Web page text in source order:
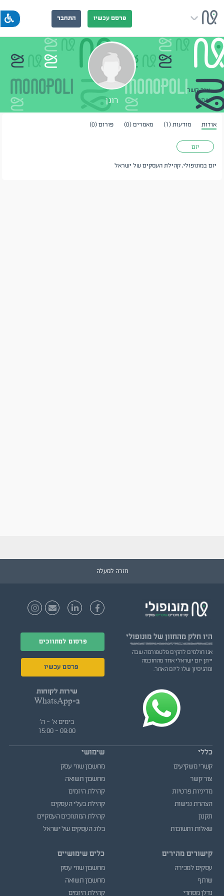
פרסם עכשיו התחבר
צור קשר
שתף
רונן
אודות מודעות (1) מאמרים (0) פורום (0)
יזם
יזם במונופולי, קהילת העסקים של ישראל
חזרה למעלה
היו חלק מהחזון של מונופולי
אנו חולמים להקים פלטפורמה שבה
ייתן יזם ישראלי אחד מהחוכמה
ומהניסיון שלו ליזם האחר.
פרסום למתווכים
פרסם עכשיו
שירות לקוחות
ב-WhatsApp
בימים א' - ה'
09:00 - 15:00
כללי
קשרי משקיעים
צור קשר
מדיניות פרטיות
הצהרת נגישות
תקנון
שאלות ותשובות
קישורים מהירים
עסקים למכירה
שותף
נדלן מסחרי
שימושי
מחשבון שווי עסק
מחשבון תשואה
קהילת היזמים
קהילת בעלי העסקים
קהילת המתווכים העסקיים
בלוג העסקים של ישראל
כלים שימושיים
מחשבון שווי עסק
מחשבון תשואה
קהילת היזמים